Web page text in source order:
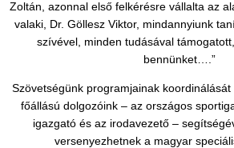
Zoltán, azonnal első felkérésre vállalta az
valaki, Dr. Göllesz Viktor, mindannyiunk
szívével, minden tudásával
bennünket….”
Szövetségünk programjainak
főállású dolgozóink – az országos
igazgató és az irodavezető –
versenyezhetnek a magyar